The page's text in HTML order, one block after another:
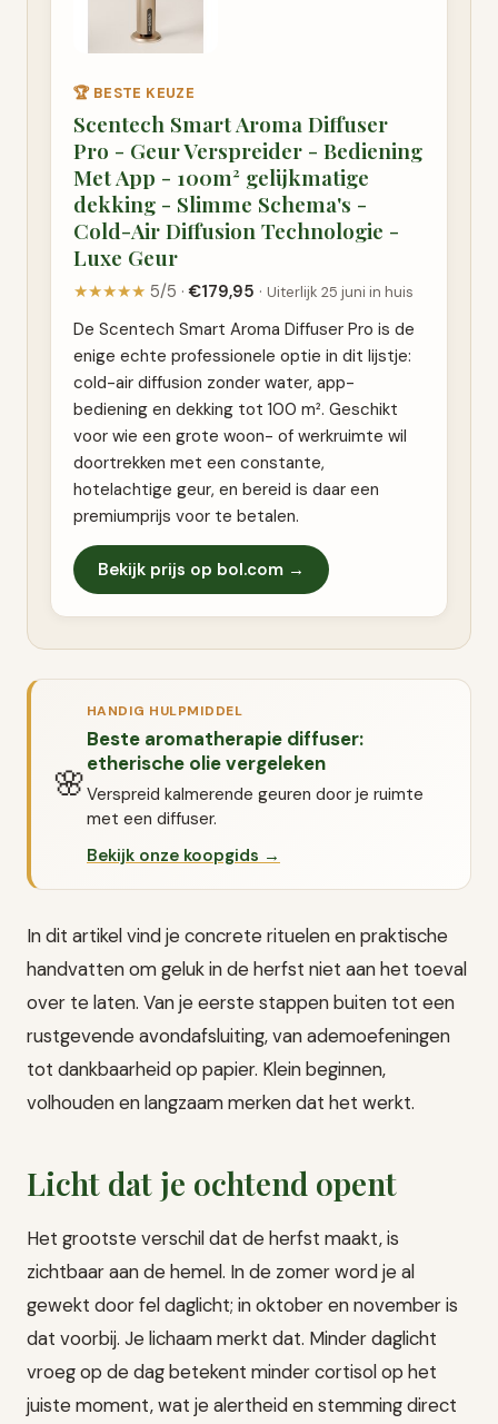
🏆 BESTE KEUZE
Scentech Smart Aroma Diffuser
Pro - Geur Verspreider - Bediening
Met App - 100m² gelijkmatige
dekking - Slimme Schema's -
Cold-Air Diffusion Technologie -
Luxe Geur
★★★★★ 5/5 ·€179,95 · Uiterlijk 25 juni in huis
De Scentech Smart Aroma Diffuser Pro is de
enige echte professionele optie in dit lijstje:
cold-air diffusion zonder water, app-
bediening en dekking tot 100 m². Geschikt
voor wie een grote woon- of werkruimte wil
doortrekken met een constante,
hotelachtige geur, en bereid is daar een
premiumprijs voor te betalen.
Bekijk prijs op bol.com →
🌸
HANDIG HULPMIDDEL
Beste aromatherapie diffuser:
etherische olie vergeleken
Verspreid kalmerende geuren door je ruimte
met een diffuser.
Bekijk onze koopgids →
In dit artikel vind je concrete rituelen en praktische
handvatten om geluk in de herfst niet aan het toeval
over te laten. Van je eerste stappen buiten tot een
rustgevende avondafsluiting, van ademoefeningen
tot dankbaarheid op papier. Klein beginnen,
volhouden en langzaam merken dat het werkt.
Licht dat je ochtend opent
Het grootste verschil dat de herfst maakt, is
zichtbaar aan de hemel. In de zomer word je al
gewekt door fel daglicht; in oktober en november is
dat voorbij. Je lichaam merkt dat. Minder daglicht
vroeg op de dag betekent minder cortisol op het
juiste moment, wat je alertheid en stemming direct